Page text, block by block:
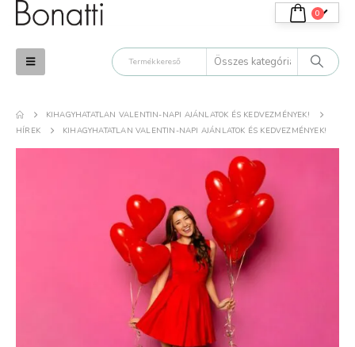
0
KIHAGYHATATLAN VALENTIN-NAPI AJÁNLATOK ÉS KEDVEZMÉNYEK!
HÍREK
KIHAGYHATATLAN VALENTIN-NAPI AJÁNLATOK ÉS KEDVEZMÉNYEK!